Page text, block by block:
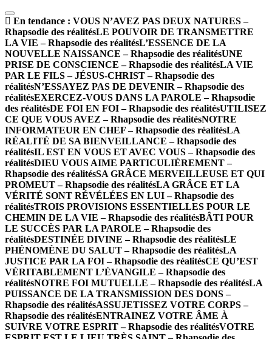
En tendance : VOUS N’AVEZ PAS DEUX NATURES –
Rhapsodie des réalitésLE POUVOIR DE TRANSMETTRE
LA VIE – Rhapsodie des réalitésL’ESSENCE DE LA
NOUVELLE NAISSANCE – Rhapsodie des réalitésUNE
PRISE DE CONSCIENCE – Rhapsodie des réalitésLA VIE
PAR LE FILS – JÉSUS-CHRIST – Rhapsodie des
réalitésN’ESSAYEZ PAS DE DEVENIR – Rhapsodie des
réalitésEXERCEZ-VOUS DANS LA PAROLE – Rhapsodie
des réalitésDE FOI EN FOI – Rhapsodie des réalitésUTILISEZ
CE QUE VOUS AVEZ – Rhapsodie des réalitésNOTRE
INFORMATEUR EN CHEF – Rhapsodie des réalitésLA
RÉALITÉ DE SA BIENVEILLANCE – Rhapsodie des
réalitésIL EST EN VOUS ET AVEC VOUS – Rhapsodie des
réalitésDIEU VOUS AIME PARTICULIÈREMENT –
Rhapsodie des réalitésSA GRÂCE MERVEILLEUSE ET QUI
PROMEUT – Rhapsodie des réalitésLA GRÂCE ET LA
VÉRITÉ SONT RÉVÉLÉES EN LUI – Rhapsodie des
réalitésTROIS PROVISIONS ESSENTIELLES POUR LE
CHEMIN DE LA VIE – Rhapsodie des réalitésBÂTI POUR
LE SUCCÈS PAR LA PAROLE – Rhapsodie des
réalitésDESTINÉE DIVINE – Rhapsodie des réalitésLE
PHÉNOMÈNE DU SALUT – Rhapsodie des réalitésLA
JUSTICE PAR LA FOI – Rhapsodie des réalitésCE QU’EST
VÉRITABLEMENT L’ÉVANGILE – Rhapsodie des
réalitésNOTRE FOI MUTUELLE – Rhapsodie des réalitésLA
PUISSANCE DE LA TRANSMISSION DES DONS –
Rhapsodie des réalitésASSUJETISSEZ VOTRE CORPS –
Rhapsodie des réalitésENTRAINEZ VOTRE ÂME À
SUIVRE VOTRE ESPRIT – Rhapsodie des réalitésVOTRE